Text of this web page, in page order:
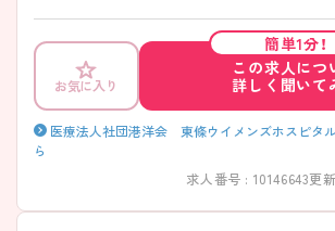
全体的にフラットな環境で何かがあれば看護師さん
院長に報告しているので現場の声が反映されやす
りましたら是非、お問い合わせください♪
お気に入り
簡単1分！
この求人につ
詳しく聞いて
医療法人社団港洋会 東條ウイメンズホスピタ
ら
求人番号 : 10146643更